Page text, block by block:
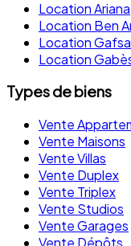
Location Ariana
Location Ben
Location Gafsa
Location
Types de biens
Vente
Vente Maisons
Vente Villas
Vente Duplex
Vente Triplex
Vente Studios
Vente Garages
Vente Dépôts